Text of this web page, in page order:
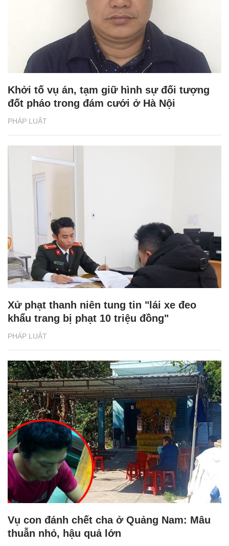
PHÁP LUẬT
Khởi tố vụ án, tạm giữ hình sự đối tượng
đốt pháo trong đám cưới ở Hà Nội
PHÁP LUẬT
Xử phạt thanh niên tung tin "lái xe đeo
khẩu trang bị phạt 10 triệu đồng"
Vụ con đánh chết cha ở Quảng Nam: Mâu
thuẫn nhỏ, hậu quả lớn